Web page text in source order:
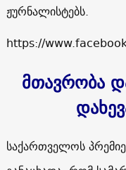
ჟურნალისტებს.
https://
მთავრობა
საქართველოს